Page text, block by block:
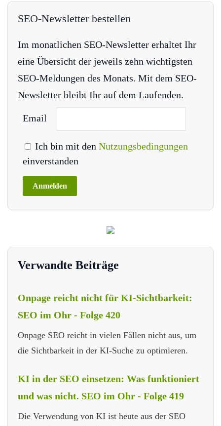
SEO-Newsletter bestellen
Im monatlichen SEO-Newsletter erhaltet Ihr
eine Übersicht der jeweils zehn wichtigsten
SEO-Meldungen des Monats. Mit dem SEO-
Newsletter bleibt Ihr auf dem Laufenden.
Email
Ich bin mit den Nutzungsbedingungen
einverstanden
Verwandte Beiträge
Onpage reicht nicht für KI-Sichtbarkeit:
SEO im Ohr - Folge 420
Onpage SEO reicht in vielen Fällen nicht aus, um
die Sichtbarkeit in der KI-Suche zu optimieren.
KI in der SEO einsetzen: Was funktioniert
und was nicht. SEO im Ohr - Folge 419
Die Verwendung von KI ist heute aus der SEO